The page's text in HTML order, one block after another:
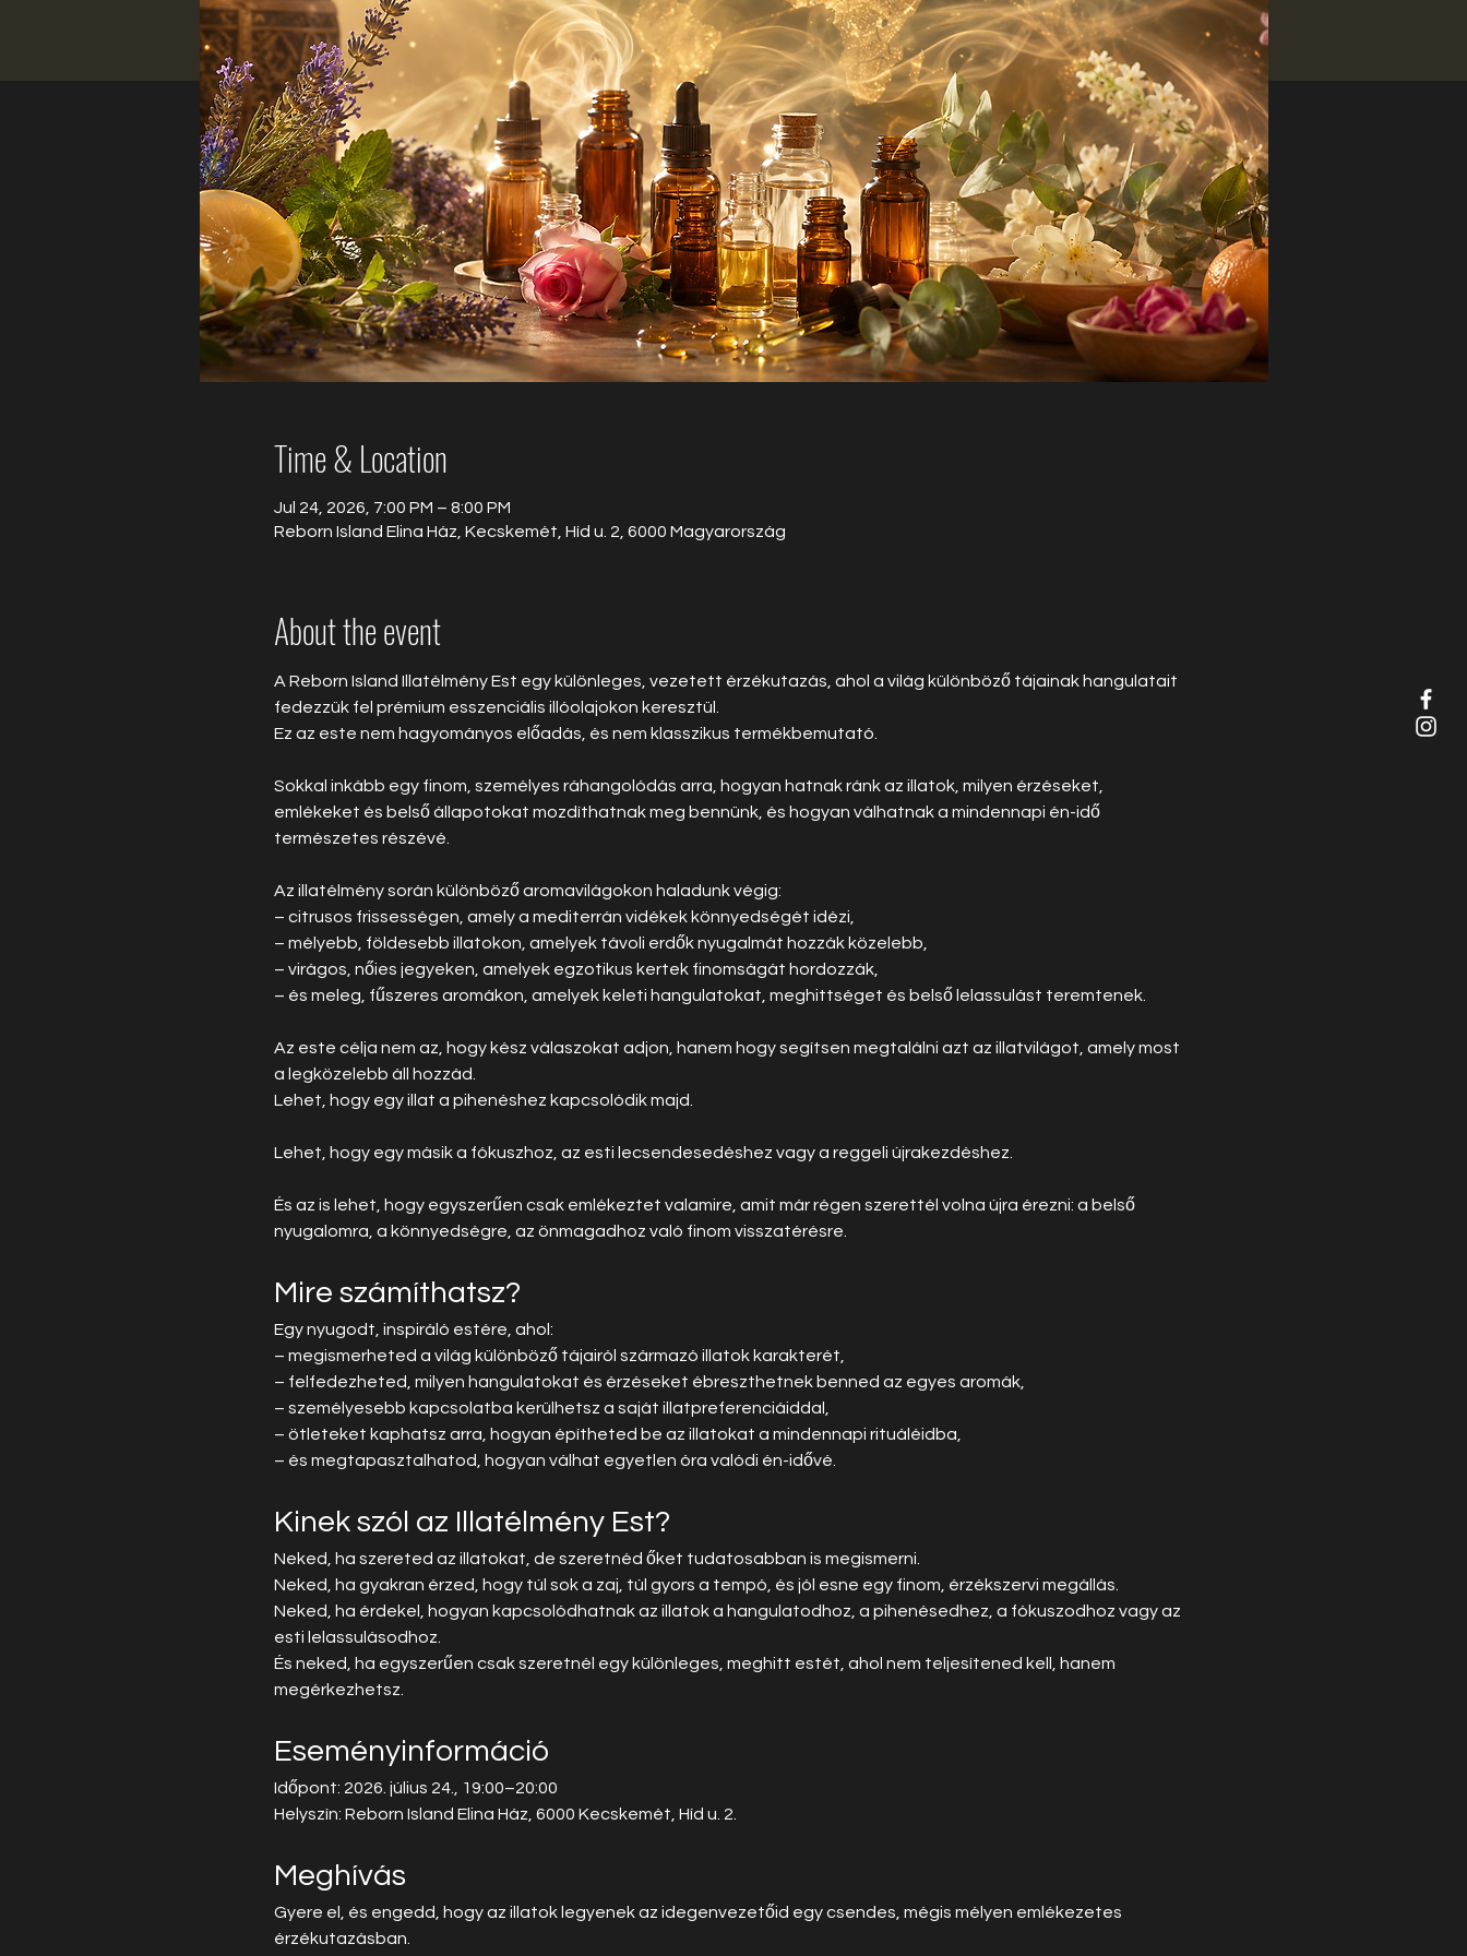
Time & Location
Jul 24, 2026, 7:00 PM – 8:00 PM
Reborn Island Elina Ház, Kecskemét, Híd u. 2, 6000 Magyarország
About the event
A Reborn Island Illatélmény Est egy különleges, vezetett érzékutazás, ahol a világ különböző tájainak hangulatait
fedezzük fel prémium esszenciális illóolajokon keresztül.
Ez az este nem hagyományos előadás, és nem klasszikus termékbemutató.
Sokkal inkább egy finom, személyes ráhangolódás arra, hogyan hatnak ránk az illatok, milyen érzéseket,
emlékeket és belső állapotokat mozdíthatnak meg bennünk, és hogyan válhatnak a mindennapi én-idő
természetes részévé.
Az illatélmény során különböző aromavilágokon haladunk végig:
– citrusos frissességen, amely a mediterrán vidékek könnyedségét idézi,
– mélyebb, földesebb illatokon, amelyek távoli erdők nyugalmát hozzák közelebb,
– virágos, nőies jegyeken, amelyek egzotikus kertek finomságát hordozzák,
– és meleg, fűszeres aromákon, amelyek keleti hangulatokat, meghittséget és belső lelassulást teremtenek.
Az este célja nem az, hogy kész válaszokat adjon, hanem hogy segítsen megtalálni azt az illatvilágot, amely most
a legközelebb áll hozzád.
Lehet, hogy egy illat a pihenéshez kapcsolódik majd.
Lehet, hogy egy másik a fókuszhoz, az esti lecsendesedéshez vagy a reggeli újrakezdéshez.
És az is lehet, hogy egyszerűen csak emlékeztet valamire, amit már régen szerettél volna újra érezni: a belső
nyugalomra, a könnyedségre, az önmagadhoz való finom visszatérésre.
Mire számíthatsz?
Egy nyugodt, inspiráló estére, ahol:
– megismerheted a világ különböző tájairól származó illatok karakterét,
– felfedezheted, milyen hangulatokat és érzéseket ébreszthetnek benned az egyes aromák,
– személyesebb kapcsolatba kerülhetsz a saját illatpreferenciáiddal,
– ötleteket kaphatsz arra, hogyan építheted be az illatokat a mindennapi rituáléidba,
– és megtapasztalhatod, hogyan válhat egyetlen óra valódi én-idővé.
Kinek szól az Illatélmény Est?
Neked, ha szereted az illatokat, de szeretnéd őket tudatosabban is megismerni.
Neked, ha gyakran érzed, hogy túl sok a zaj, túl gyors a tempó, és jól esne egy finom, érzékszervi megállás.
Neked, ha érdekel, hogyan kapcsolódhatnak az illatok a hangulatodhoz, a pihenésedhez, a fókuszodhoz vagy az
esti lelassulásodhoz.
És neked, ha egyszerűen csak szeretnél egy különleges, meghitt estét, ahol nem teljesítened kell, hanem
megérkezhetsz.
Eseményinformáció
Időpont: 2026. július 24., 19:00–20:00
Helyszín: Reborn Island Elina Ház, 6000 Kecskemét, Híd u. 2.
Meghívás
Gyere el, és engedd, hogy az illatok legyenek az idegenvezetőid egy csendes, mégis mélyen emlékezetes
érzékutazásban.